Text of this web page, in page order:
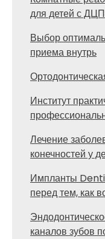
для детей с ДЦП
Выбор
приема внутрь
Институт
Лечение
конечностей у
Импланты
перед тем, как
каналов зубов